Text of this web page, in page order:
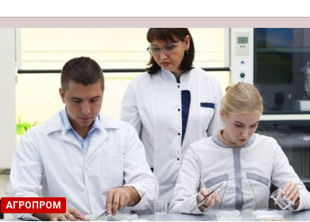
АГРОПРОМ